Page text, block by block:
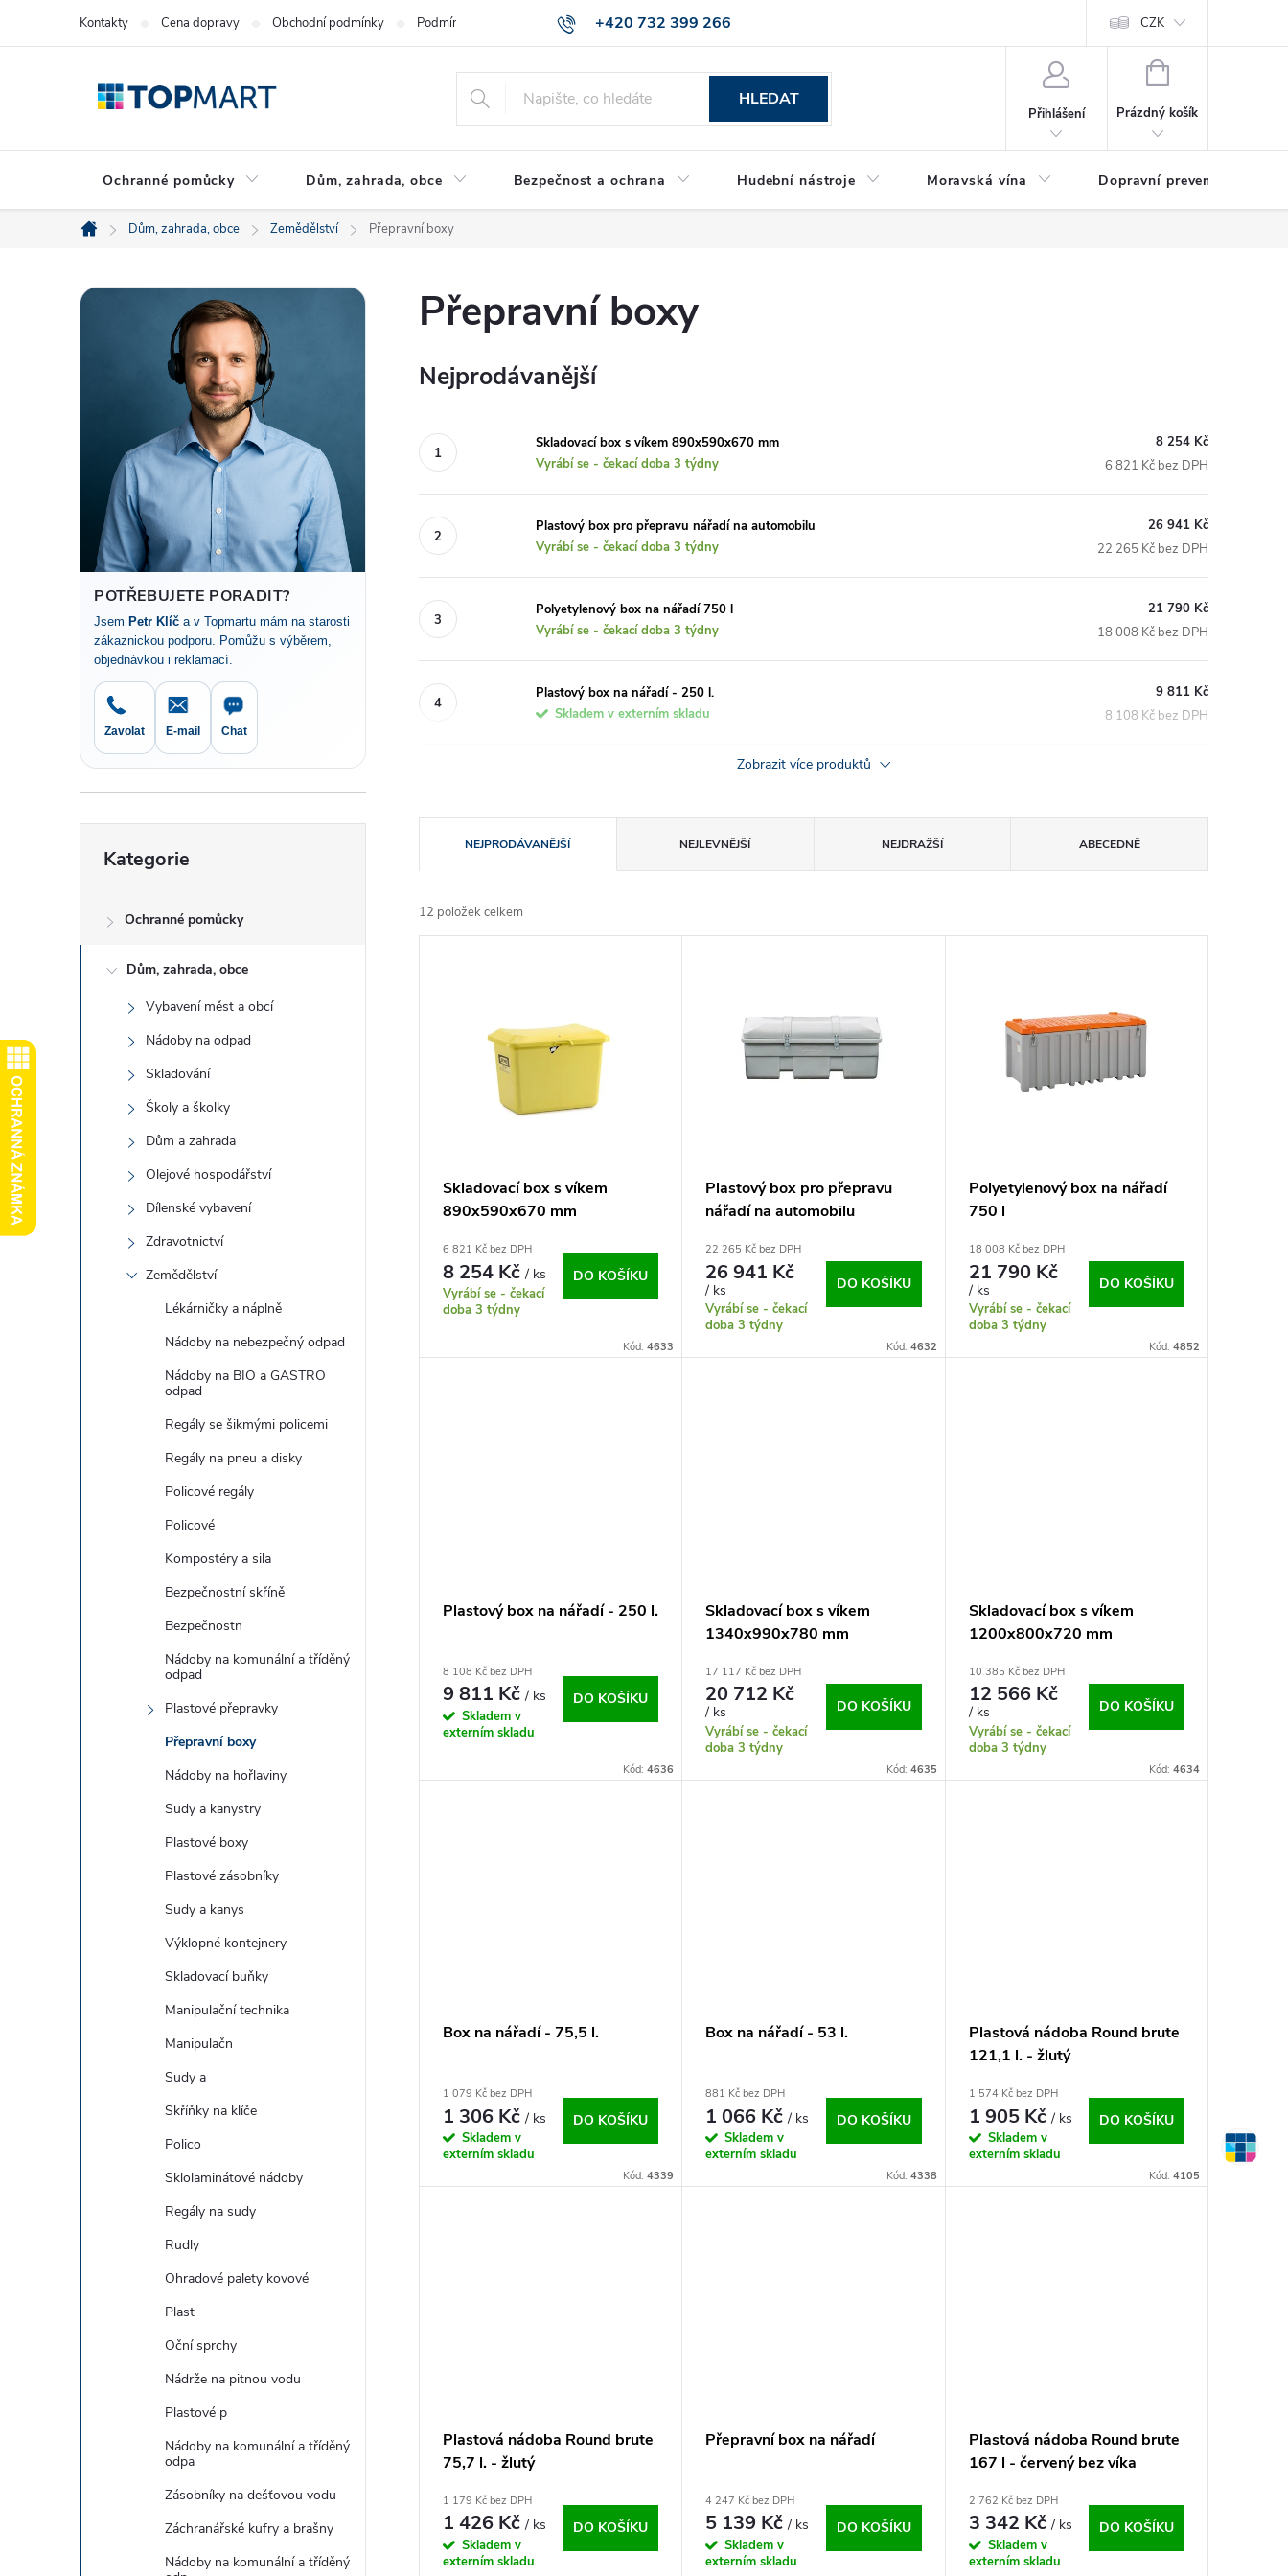
+420 732 399 266
Kontakty Cena dopravy Obchodní podmínky Podmínky ochrany osobních údajů Reklamace zboží CZK
HLEDAT
Přihlášení
NÁKUPNÍ
Prázdný košík
Ochranné pomůcky Dům, zahrada, obce Bezpečnost a ochrana Hudební nástroje Moravská vína Dopravní prevence
Domů
Dům, zahrada, obce Zemědělství Přepravní boxy
P
a
n
n
p
a
n
l
POTŘEBUJETE PORADIT?
Jsem Petr Klíč a v Topmartu mám na starosti
zákaznickou podporu. Pomůžu s výběrem,
objednávkou i reklamací.
Zavolat E-mail Chat
kategorie
Kategorie
Ochranné pomůcky
Dům, zahrada, obce
Vybavení měst a obcí
Nádoby na odpad
Skladování
Školy a školky
Dům a zahrada
Olejové hospodářství
Dílenské vybavení
Zdravotnictví
Zemědělství
Lékárničky a náplně
Nádoby na nebezpečný odpad
Nádoby na BIO a GASTRO
odpad
Regály se šikmými policemi
Regály na pneu a disky
Policové regály
Policové
Kompostéry a sila
Bezpečnostní skříně
Bezpečnostn
Nádoby na komunální a tříděný
odpad
Plastové přepravky
Přepravní boxy
Nádoby na hořlaviny
Sudy a kanystry
Plastové boxy
Plastové zásobníky
Sudy a kanys
Výklopné kontejnery
Skladovací buňky
Manipulační technika
Manipulačn
Sudy a
Skříňky na klíče
Polico
Sklolaminátové nádoby
Regály na sudy
Rudly
Ohradové palety kovové
Plast
Oční sprchy
Nádrže na pitnou vodu
Plastové p
Nádoby na komunální a tříděný
odpa
Zásobníky na dešťovou vodu
Záchranářské kufry a brašny
Nádoby na komunální a tříděný
Přepravní boxy
Nejprodávanější
Skladovací box s víkem 890x590x670 mm
Vyrábí se - čekací doba 3 týdny
8 254 Kč
6 821 Kč bez DPH
Plastový box pro přepravu nářadí na automobilu
Vyrábí se - čekací doba 3 týdny
26 941 Kč
22 265 Kč bez DPH
Polyetylenový box na nářadí 750 l
Vyrábí se - čekací doba 3 týdny
21 790 Kč
18 008 Kč bez DPH
Plastový box na nářadí - 250 l.
Skladem v externím skladu
9 811 Kč
8 108 Kč bez DPH
Zobrazit více produktů
a
z
k
NEJPRODÁVANĚJŠÍ NEJLEVNĚJŠÍ NEJDRAŽŠÍ ABECEDNĚ
12 položek celkem
Skladovací box s víkem
890x590x670 mm
6 821 Kč bez DPH
8 254 Kč/ ks
Vyrábí se - čekací
doba 3 týdny
DO KOŠÍKU
Kód:4633
Plastový box pro přepravu
nářadí na automobilu
22 265 Kč bez DPH
26 941 Kč
/ ks
Vyrábí se - čekací
doba 3 týdny
DO KOŠÍKU
Kód: 4632
Polyetylenový box na nářadí
750 l
18 008 Kč bez DPH
21 790 Kč
/ ks
Vyrábí se - čekací
doba 3 týdny
DO KOŠÍKU
Kód: 4852
Plastový box na nářadí - 250 l.
8 108 Kč bez DPH
9 811 Kč/ ks
Skladem v
externím skladu
DO KOŠÍKU
Kód:4636
Skladovací box s víkem
1340x990x780 mm
17 117 Kč bez DPH
20 712 Kč
/ ks
Vyrábí se - čekací
doba 3 týdny
DO KOŠÍKU
Kód: 4635
Skladovací box s víkem
1200x800x720 mm
10 385 Kč bez DPH
12 566 Kč
/ ks
Vyrábí se - čekací
doba 3 týdny
DO KOŠÍKU
Kód: 4634
Box na nářadí - 75,5 l.
1 079 Kč bez DPH
1 306 Kč/ ks
Skladem v
externím skladu
DO KOŠÍKU
Kód:4339
Box na nářadí - 53 l.
881 Kč bez DPH
1 066 Kč/ ks
Skladem v
externím skladu
DO KOŠÍKU
Kód: 4338
Plastová nádoba Round brute
121,1 l. - žlutý
1 574 Kč bez DPH
1 905 Kč/ ks
Skladem v
externím skladu
DO KOŠÍKU
Kód: 4105
Plastová nádoba Round brute
75,7 l. - žlutý
1 179 Kč bez DPH
1 426 Kč/ ks
Skladem v
externím skladu
DO KOŠÍKU
Přepravní box na nářadí
4 247 Kč bez DPH
5 139 Kč/ ks
Skladem v
externím skladu
DO KOŠÍKU
Plastová nádoba Round brute
167 l - červený bez víka
2 762 Kč bez DPH
3 342 Kč/ ks
Skladem v
externím skladu
DO KOŠÍKU